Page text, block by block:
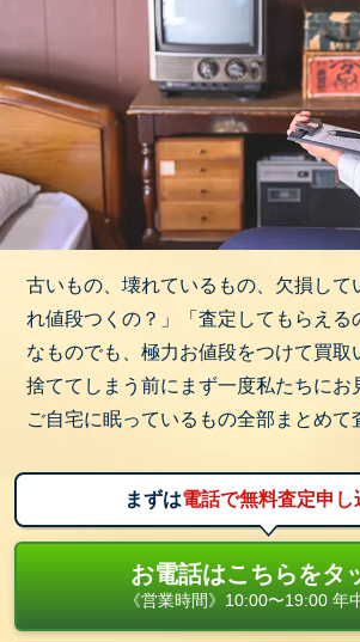
古いもの、壊れているもの、欠損して
れ値段つくの？」「査定してもらえる
なものでも、極力お値段をつけて買取
捨ててしまう前にまず一度私たちにお
ご自宅に眠っているもの全部まとめて
まずは電話で無料査定申し
お電話はこちらをタ
《営業時間》10:00〜19:00 年